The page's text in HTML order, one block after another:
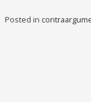
Posted in